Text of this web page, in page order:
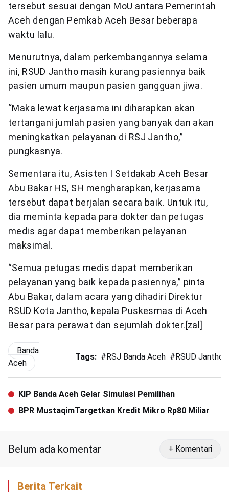
tersebut sesuai dengan MoU antara Pemerintah
Aceh dengan Pemkab Aceh Besar beberapa
waktu lalu.
Menurutnya, dalam perkembangannya selama
ini, RSUD Jantho masih kurang pasiennya baik
pasien umum maupun pasien gangguan jiwa.
“Maka lewat kerjasama ini diharapkan akan
tertangani jumlah pasien yang banyak dan akan
meningkatkan pelayanan di RSJ Jantho,”
pungkasnya.
Sementara itu, Asisten I Setdakab Aceh Besar
Abu Bakar HS, SH mengharapkan, kerjasama
tersebut dapat berjalan secara baik. Untuk itu,
dia meminta kepada para dokter dan petugas
medis agar dapat memberikan pelayanan
maksimal.
“Semua petugas medis dapat memberikan
pelayanan yang baik kepada pasiennya,” pinta
Abu Bakar, dalam acara yang dihadiri Direktur
RSUD Kota Jantho, kepala Puskesmas di Aceh
Besar para perawat dan sejumlah dokter.[zal]
Banda
Aceh
Tags: #RSJ Banda Aceh #RSUD Jantho
KIP Banda Aceh Gelar Simulasi Pemilihan
BPR MustaqimTargetkan Kredit Mikro Rp80 Miliar
Belum ada komentar + Komentari
Berita Terkait